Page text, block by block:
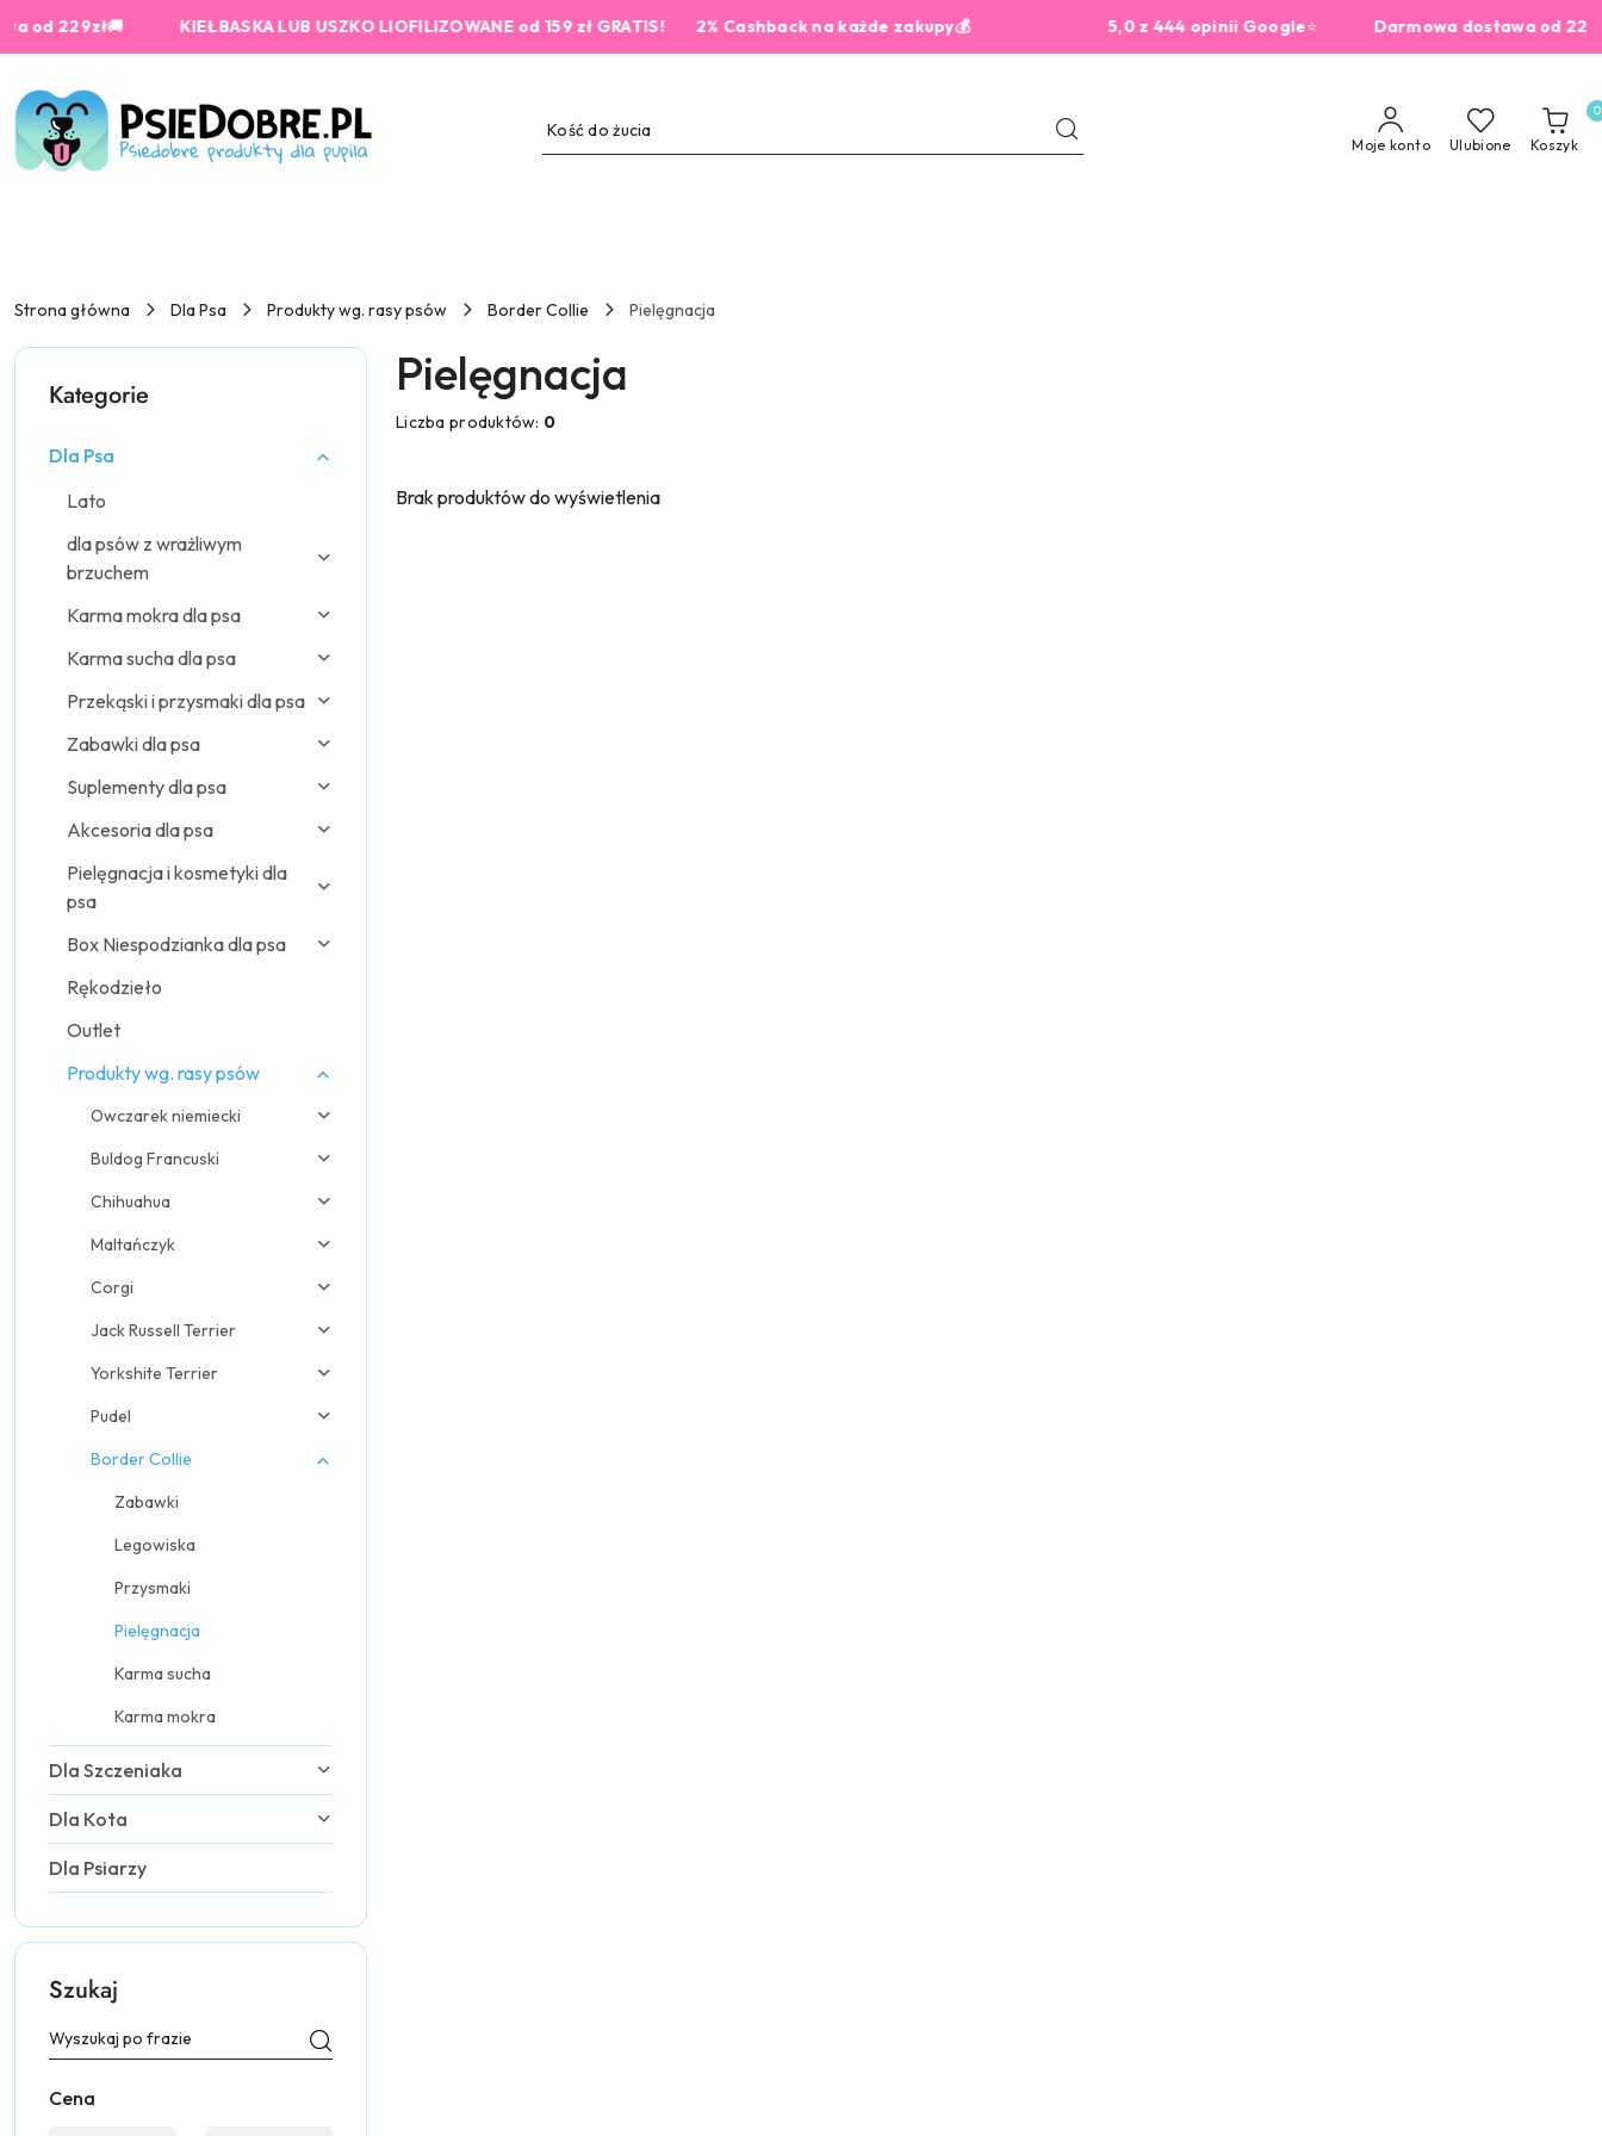
Przejdź do treści głównej
Przejdź do wyszukiwarki
Przejdź do moje konto
Przejdź do menu głównego
Przejdź do stopki
🚚KIEŁBASKA LUB USZKO LIOFILIZOWANE od 159 zł GRATIS! 2% Cashback na każde zakupy💰 5,0 z 444 opinii Google ⭐Darmowa dostawa od 229zł
Moje konto Ulubione Koszyk
0
Strona główna Dla Psa Produkty wg. rasy psów Border Collie Pielęgnacja
Kategorie
Dla Psa
Lato
dla psów z wrażliwym
brzuchem
Karma mokra dla psa
Karma sucha dla psa
Przekąski i przysmaki dla psa
Zabawki dla psa
Suplementy dla psa
Akcesoria dla psa
Pielęgnacja i kosmetyki dla
psa
Box Niespodzianka dla psa
Rękodzieło
Outlet
Produkty wg. rasy psów
Owczarek niemiecki
Buldog Francuski
Chihuahua
Maltańczyk
Corgi
Jack Russell Terrier
Yorkshite Terrier
Pudel
Border Collie
Zabawki
Legowiska
Przysmaki
Pielęgnacja
Karma sucha
Karma mokra
Dla Szczeniaka
Dla Kota
Dla Psiarzy
Szukaj
Cena
Pielęgnacja
Liczba produktów: 0
Brak produktów do wyświetlenia